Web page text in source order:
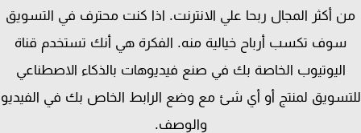
أكثر المجال ربحا علي الانترنت. اذا كنت محترف في التسويق
سوف تكسب أرباح خيالية منه. الفكرة هي أنك تستخدم قناة
اليوتيوب الخاصة بك في صنع فيديوهات بالذكاء الاصطناعي
لمنتج أو أي شئ مع وضع الرابط الخاص بك في الفيديو
والوصف.